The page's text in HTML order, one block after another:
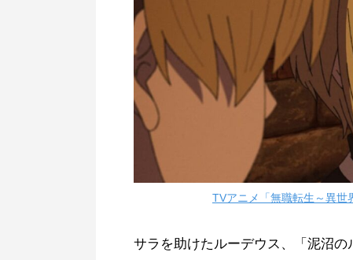
TVアニメ「無職転生～異世
サラを助けたルーデウス、「泥沼